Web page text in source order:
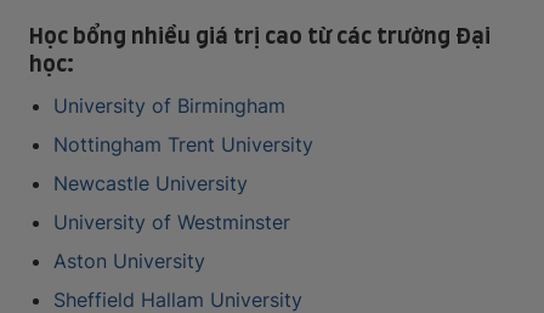
Học bổng nhiều giá trị cao từ các trường Đại
học:
University of Birmingham
Nottingham Trent University
Newcastle University
University of Westminster
Aston University
Sheffield Hallam University